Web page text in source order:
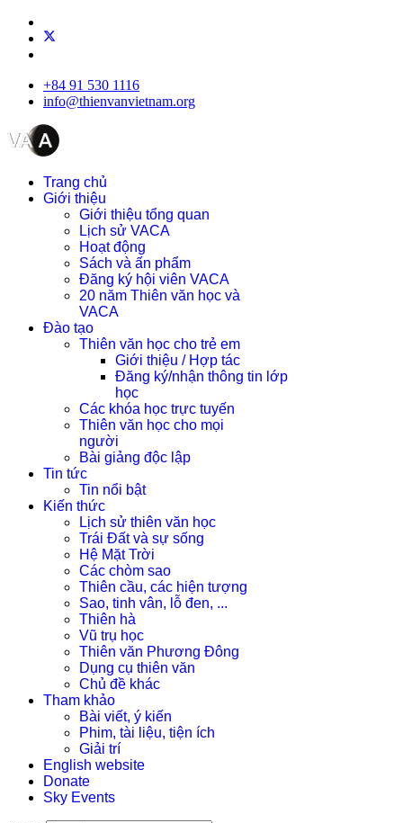
+84 91 530 1116
info@thienvanvietnam.org
Trang chủ
Giới thiệu
Giới thiệu tổng quan
Lịch sử VACA
Hoạt động
Sách và ấn phẩm
Đăng ký hội viên VACA
20 năm Thiên văn học và
VACA
Đào tạo
Thiên văn học cho trẻ em
Giới thiệu / Hợp tác
Đăng ký/nhận thông tin lớp
học
Các khóa học trực tuyến
Thiên văn học cho mọi
người
Bài giảng độc lập
Tin tức
Tin nổi bật
Kiến thức
Lịch sử thiên văn học
Trái Đất và sự sống
Hệ Mặt Trời
Các chòm sao
Thiên cầu, các hiện tượng
Sao, tinh vân, lỗ đen, ...
Thiên hà
Vũ trụ học
Thiên văn Phương Đông
Dụng cụ thiên văn
Chủ đề khác
Tham khảo
Bài viết, ý kiến
Phim, tài liệu, tiện ích
Giải trí
English website
Donate
Sky Events